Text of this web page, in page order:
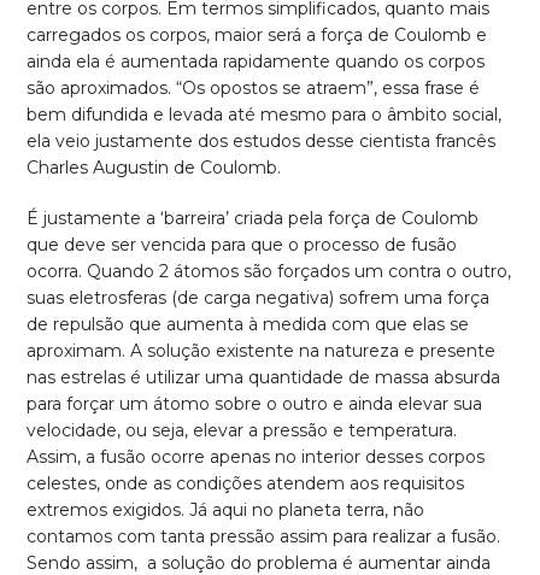
entre os corpos. Em termos simplificados, quanto mais
carregados os corpos, maior será a força de Coulomb e
ainda ela é aumentada rapidamente quando os corpos
são aproximados. “Os opostos se atraem”, essa frase é
bem difundida e levada até mesmo para o âmbito social,
ela veio justamente dos estudos desse cientista francês
Charles Augustin de Coulomb.
É justamente a ‘barreira’ criada pela força de Coulomb
que deve ser vencida para que o processo de fusão
ocorra. Quando 2 átomos são forçados um contra o outro,
suas eletrosferas (de carga negativa) sofrem uma força
de repulsão que aumenta à medida com que elas se
aproximam. A solução existente na natureza e presente
nas estrelas é utilizar uma quantidade de massa absurda
para forçar um átomo sobre o outro e ainda elevar sua
velocidade, ou seja, elevar a pressão e temperatura.
Assim, a fusão ocorre apenas no interior desses corpos
celestes, onde as condições atendem aos requisitos
extremos exigidos. Já aqui no planeta terra, não
contamos com tanta pressão assim para realizar a fusão.
Sendo assim, a solução do problema é aumentar ainda